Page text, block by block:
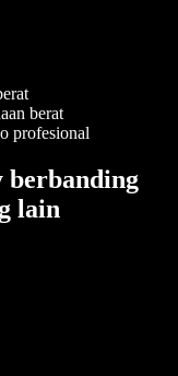
berat
profesional
berbanding
lain